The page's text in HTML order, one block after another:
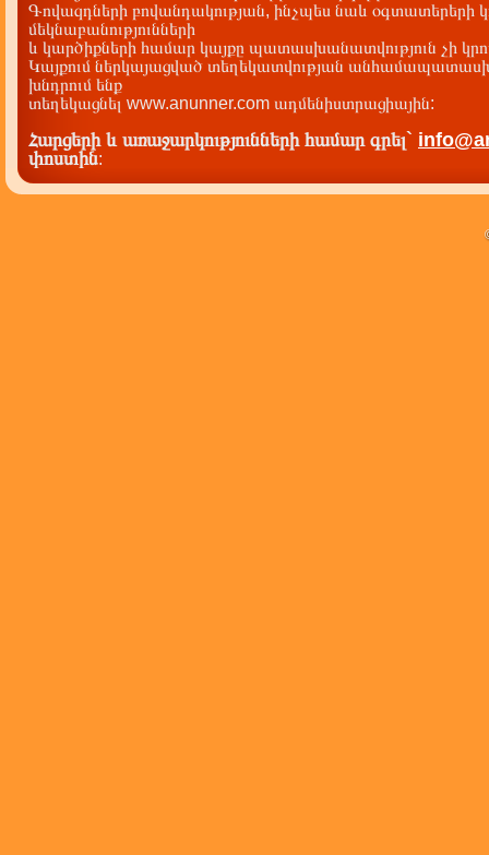
Գովազդների բովանդակության, ինչպես նաև օգտատերերի
մեկնաբանությունների
և կարծիքների համար կայքը պատասխանատվություն չի
Կայքում ներկայացված տեղեկատվության
խնդրում ենք
տեղեկացնել www.anunner.com ադմենիստրացիային:
Հարցերի և առաջարկությունների համար գրել`
փոստին: